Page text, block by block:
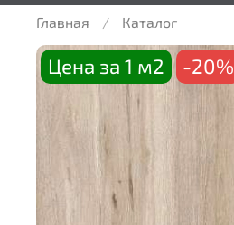
Главная Каталог
Цена за 1 м2 -20%